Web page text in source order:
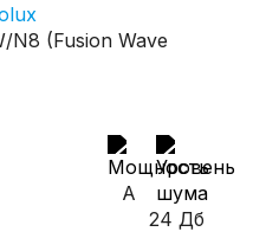
N8 (Fusion Wave
A
24 Дб